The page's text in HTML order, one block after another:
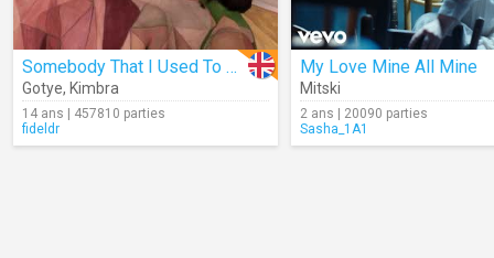
Somebody That I Used To Know
Gotye, Kimbra
14 ans | 457810 parties
fideldr
My Love Mine All Mine
Mitski
2 ans | 20090 parties
Sasha_1A1